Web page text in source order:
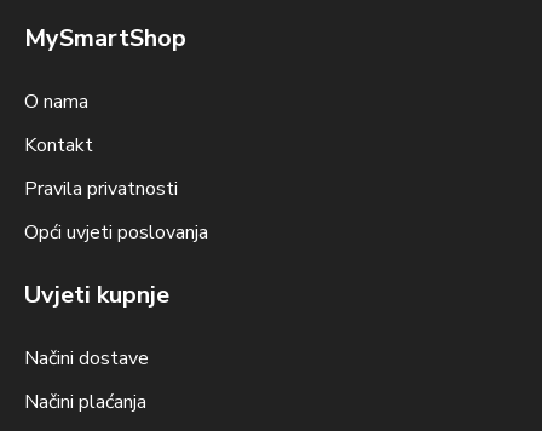
MySmartShop
O nama
Kontakt
Pravila privatnosti
Opći uvjeti poslovanja
Uvjeti kupnje
Načini dostave
Načini plaćanja